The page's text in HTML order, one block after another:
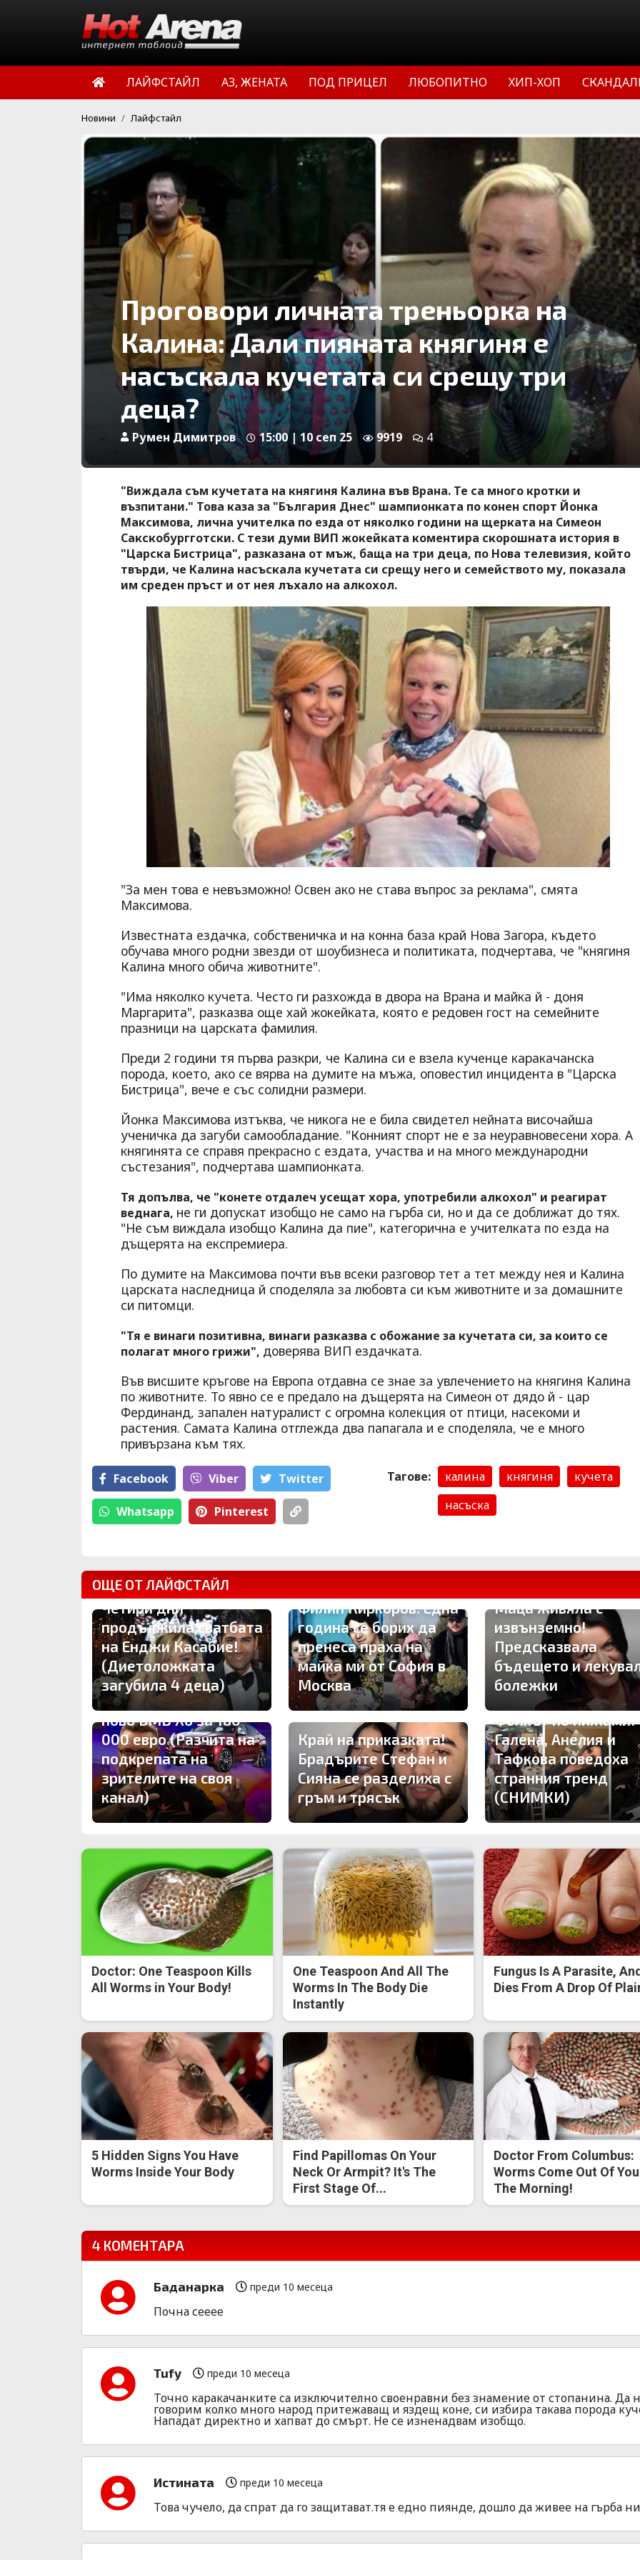
ЛАЙФСТАЙЛ АЗ, ЖЕНАТА ПОД ПРИЦЕЛ ЛЮБОПИТНО ХИП-ХОП
Новини Лайфстайл
Проговори личната треньорка на
Калина: Дали пияната княгиня е
насъскала кучетата си срещу три
деца?
Румен Димитров 15:00 | 10 сеп 25 9919 4
"Виждала съм кучетата на княгиня Калина във Врана. Те са много кротки и
възпитани." Това каза за "България Днес" шампионката по конен спорт Йонка
Максимова, лична учителка по езда от няколко години на щерката на Симеон
Сакскобургготски. С тези думи ВИП жокейката коментира скорошната история в
"Царска Бистрица", разказана от мъж, баща на три деца, по Нова телевизия, който
твърди, че Калина насъскала кучетата си срещу него и семейството му, показала
им среден пръст и от нея лъхало на алкохол.
"За мен това е невъзможно! Освен ако не става въпрос за реклама", смята
Максимова.
Известната ездачка, собственичка и на конна база край Нова Загора, където
обучава много родни звезди от шоубизнеса и политиката, подчертава, че "княгиня
Калина много обича животните".
"Има няколко кучета. Често ги разхожда в двора на Врана и майка й - доня
Маргарита", разказва още хай жокейката, която е редовен гост на семейните
празници на царската фамилия.
Преди 2 години тя първа разкри, че Калина си е взела кученце каракачанска
порода, което, ако се вярва на думите на мъжа, оповестил инцидента в "Царска
Бистрица", вече е със солидни размери.
Йонка Максимова изтъква, че никога не е била свидетел нейната височайша
ученичка да загуби самообладание. "Конният спорт не е за неуравновесени хора. А
княгинята се справя прекрасно с ездата, участва и на много международни
състезания", подчертава шампионката.
Тя допълва, че "конете отдалеч усещат хора, употребили алкохол" и реагират
веднага, не ги допускат изобщо не само на гърба си, но и да се доближат до тях.
"Не съм виждала изобщо Калина да пие", категорична е учителката по езда на
дъщерята на експремиера.
По думите на Максимова почти във всеки разговор тет а тет между нея и Калина
царската наследница й споделяла за любовта си към животните и за домашните
си питомци.
"Тя е винаги позитивна, винаги разказва с обожание за кучетата си, за които се
полагат много грижи", доверява ВИП ездачката.
Във висшите кръгове на Европа отдавна се знае за увлечението на княгиня Калина
по животните. То явно се е предало на дъщерята на Симеон от дядо й - цар
Фердинанд, запален натуралист с огромна колекция от птици, насекоми и
растения. Самата Калина отглежда два папагала и е споделяла, че е много
привързана към тях.
Facebook Viber Тwitter
Whatsapp Pinterest
Тагове: калина княгиня
кучета
насъска
ОЩЕ ОТ ЛАЙФСТАЙЛ
Четири дни
продължила сватбата
на Енджи Касабие!
(Диетоложката
загубила 4 деца)
Филип Киркоров: Една
година се борих да
пренеса праха на
майка ми от София в
Москва
Маца живяла с
извънземно!
Предсказвала
бъдещето и
болежки
Карбовски подкара
ново БМВ Х6 за 180
000 евро (Разчита на
подкрепата на
зрителите на своя
канал)
Край на приказката!
Брадърите Стефан и
Сияна се разделиха с
гръм и трясък
Фолкът по пижами!
Галена, Анелия и
Тафкова поведоха
странния тренд
(СНИМКИ)
Doctor: One Teaspoon Kills
All Worms in Your Body!
One Teaspoon And All The
Worms In The Body Die
Instantly
Fungus Is A Parasite,
Dies From A Drop Of
5 Hidden Signs You Have
Worms Inside Your Body
Find Papillomas On Your
Neck Or Armpit? It's The
First Stage Of...
Doctor From Columbus:
Worms Come Out Of
The Morning!
4 КОМЕНТАРА
Баданарка преди 10 месеца
Почна сееее
Tufy преди 10 месеца
Точно каракачанките са изключително своенравни без знамение от стопанина. Да
говорим колко много народ притежаващ и яздещ коне, си избира такава порода
Нападат директно и хапват до смърт. Не се изненадвам изобщо.
Истината преди 10 месеца
Това чучело, да спрат да го защитават.тя е едно пиянде, дошло да живее на гърба